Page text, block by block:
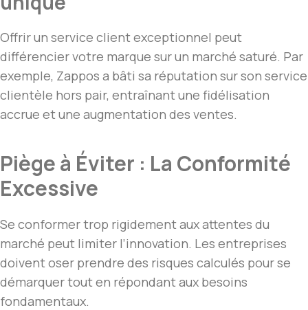
Offrir un service client exceptionnel peut
différencier votre marque sur un marché saturé. Par
exemple, Zappos a bâti sa réputation sur son service
clientèle hors pair, entraînant une fidélisation
accrue et une augmentation des ventes.
Piège à Éviter : La Conformité
Excessive
Se conformer trop rigidement aux attentes du
marché peut limiter l’innovation. Les entreprises
doivent oser prendre des risques calculés pour se
démarquer tout en répondant aux besoins
fondamentaux.